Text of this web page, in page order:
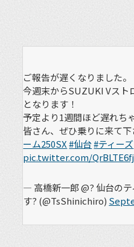
ご報告が遅くなりました。
今週末からSUZUKI Vスト
となります！
予定より1週間ほど遅れち
皆さん、ぜひ乗りに来て
ーム250SX #仙台#ティーズ
pic.twitter.com/
— 高橋新一郎 @? 仙台の
す? (@TsShinichiro)